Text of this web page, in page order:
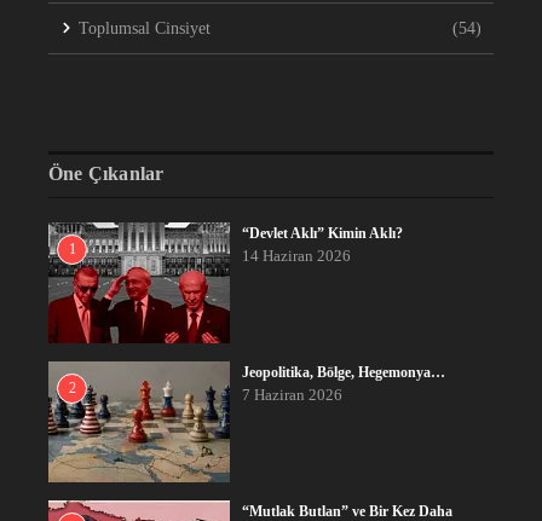
Toplumsal Cinsiyet (54)
Öne Çıkanlar
1
“Devlet Aklı” Kimin Aklı?
14 Haziran 2026
2
Jeopolitika, Bölge, Hegemonya…
7 Haziran 2026
“Mutlak Butlan” ve Bir Kez Daha